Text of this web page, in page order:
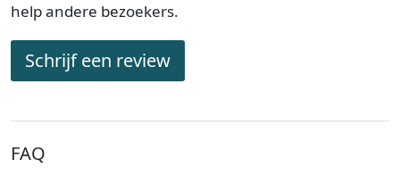
help andere bezoekers.
Schrijf een review
FAQ